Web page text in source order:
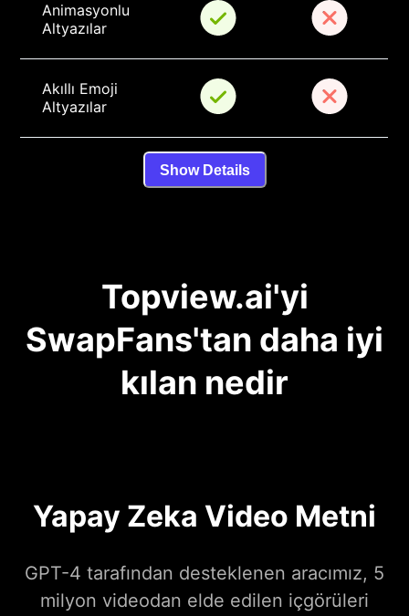
Animasyonlu
Altyazılar
Akıllı Emoji
Altyazılar
Show Details
Topview.ai'yi
SwapFans'tan daha iyi
kılan nedir
Yapay Zeka Video Metni
GPT-4 tarafından desteklenen aracımız, 5
milyon videodan elde edilen içgörüleri